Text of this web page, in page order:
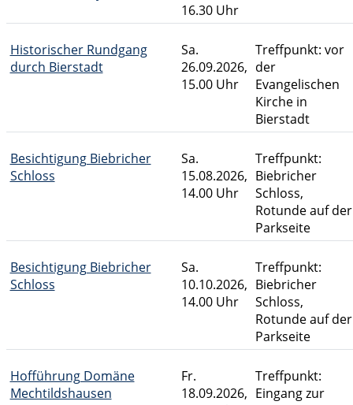
16.30 Uhr
Historischer Rundgang
durch Bierstadt
Sa.
26.09.2026,
15.00 Uhr
Treffpunkt: vor
der
Evangelischen
Kirche in
Bierstadt
Besichtigung Biebricher
Schloss
Sa.
15.08.2026,
14.00 Uhr
Treffpunkt:
Biebricher
Schloss,
Rotunde auf der
Parkseite
Besichtigung Biebricher
Schloss
Sa.
10.10.2026,
14.00 Uhr
Treffpunkt:
Biebricher
Schloss,
Rotunde auf der
Parkseite
Hofführung Domäne
Mechtildshausen
Fr.
18.09.2026,
Treffpunkt:
Eingang zur